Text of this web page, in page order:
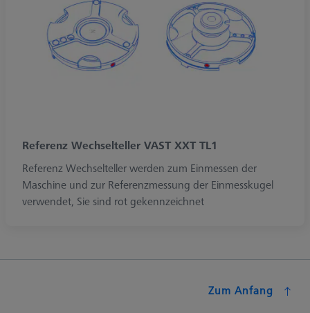
Referenz Wechselteller VAST XXT TL1
Referenz Wechselteller werden zum Einmessen der
Maschine und zur Referenzmessung der Einmesskugel
verwendet, Sie sind rot gekennzeichnet
Zum Anfang